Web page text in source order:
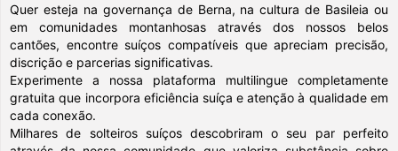
Quer esteja na governança de Berna, na cultura de Basileia ou
em comunidades montanhosas através dos nossos belos
cantões, encontre suíços compatíveis que apreciam precisão,
discrição e parcerias significativas.
Experimente a nossa plataforma multilingue completamente
gratuita que incorpora eficiência suíça e atenção à qualidade em
cada conexão.
Milhares de solteiros suíços descobriram o seu par perfeito